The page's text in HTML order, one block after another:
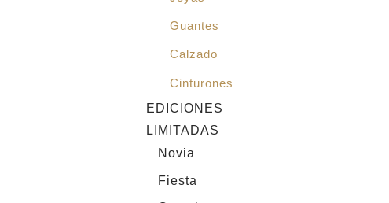
Guantes
Calzado
Cinturones
EDICIONES
LIMITADAS
Novia
Fiesta